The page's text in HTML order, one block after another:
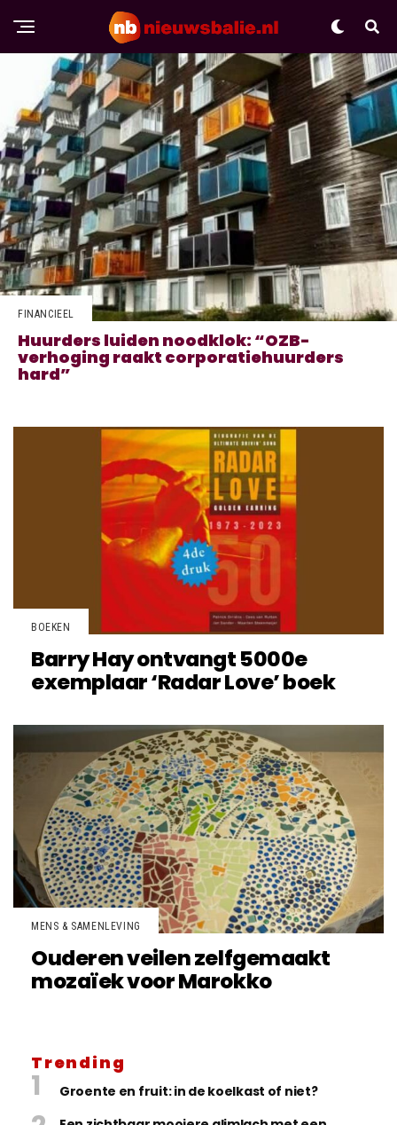
FINANCIEEL
Huurders luiden noodklok: “OZB-
verhoging raakt corporatiehuurders
hard”
BOEKEN
Barry Hay ontvangt 5000e
exemplaar ‘Radar Love’ boek
MENS & SAMENLEVING
Ouderen veilen zelfgemaakt
mozaïek voor Marokko
Trending
Groente en fruit: in de koelkast of niet?